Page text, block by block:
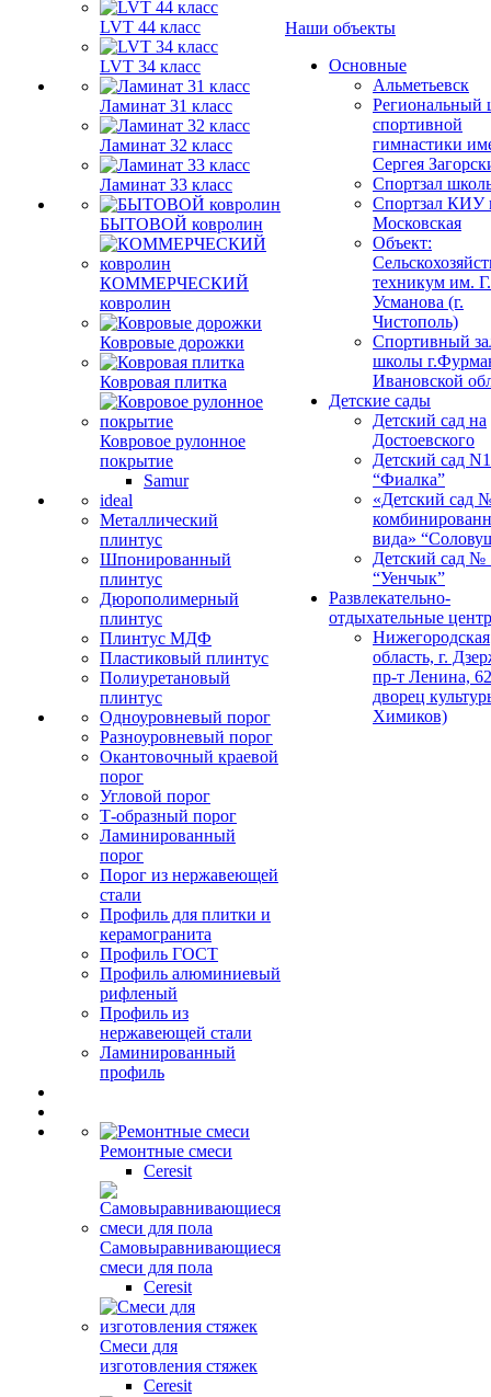
LVT 44 класс
LVT 34 класс
Ламинат 31 класс
Ламинат 32 класс
Ламинат 33 класс
БЫТОВОЙ ковролин
КОММЕРЧЕСКИЙ
ковролин
Ковровые дорожки
Ковровая плитка
Ковровое рулонное
покрытие
Samur
ideal
Металлический
плинтус
Шпонированный
плинтус
Дюрополимерный
плинтус
Плинтус МДФ
Пластиковый плинтус
Полиуретановый
плинтус
Одноуровневый порог
Разноуровневый порог
Окантовочный краевой
порог
Угловой порог
Т-образный порог
Ламинированный
порог
Порог из нержавеющей
стали
Профиль для плитки и
керамогранита
Профиль ГОСТ
Профиль алюминиевый
рифленый
Профиль из
нержавеющей стали
Ламинированный
профиль
Ремонтные смеси
Ceresit
Самовыравнивающиеся
смеси для пола
Ceresit
Смеси для
изготовления стяжек
Ceresit
Наши объекты
Основные
Альметьевск
Региональный
спортивной
гимнастики
Сергея
Спортзал
Спортзал КИУ
Московская
Объект:
техникум им.
Усманова (г.
Чистополь)
Спортивный
школы
Ивановской
Детские сады
Детский сад на
Достоевского
Детский сад
“Фиалка”
«Детский сад
вида»
Детский сад №
“Уенчык”
Развлекательно-
отдыхательные
Нижегородская
область, г.
пр-т Ленина,
дворец
Химиков)